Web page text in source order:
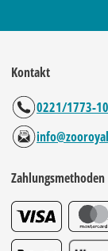
Kontakt
0221/1773-
Zahlungsmethoden